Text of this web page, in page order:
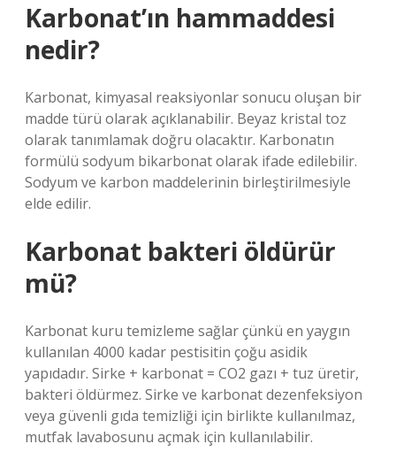
Karbonat’ın hammaddesi
nedir?
Karbonat, kimyasal reaksiyonlar sonucu oluşan bir
madde türü olarak açıklanabilir. Beyaz kristal toz
olarak tanımlamak doğru olacaktır. Karbonatın
formülü sodyum bikarbonat olarak ifade edilebilir.
Sodyum ve karbon maddelerinin birleştirilmesiyle
elde edilir.
Karbonat bakteri öldürür
mü?
Karbonat kuru temizleme sağlar çünkü en yaygın
kullanılan 4000 kadar pestisitin çoğu asidik
yapıdadır. Sirke + karbonat = CO2 gazı + tuz üretir,
bakteri öldürmez. Sirke ve karbonat dezenfeksiyon
veya güvenli gıda temizliği için birlikte kullanılmaz,
mutfak lavabosunu açmak için kullanılabilir.